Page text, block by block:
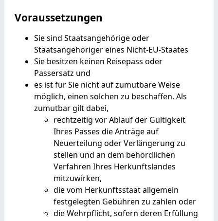
Voraussetzungen
Sie sind Staatsangehörige oder
Staatsangehöriger eines Nicht-EU-Staates
Sie besitzen keinen Reisepass oder
Passersatz und
es ist für Sie nicht auf zumutbare Weise
möglich, einen solchen zu beschaffen. Als
zumutbar gilt dabei,
rechtzeitig vor Ablauf der Gültigkeit
Ihres Passes die Anträge auf
Neuerteilung oder Verlängerung zu
stellen und an dem behördlichen
Verfahren Ihres Herkunftslandes
mitzuwirken,
die vom Herkunftsstaat allgemein
festgelegten Gebühren zu zahlen oder
die Wehrpflicht, sofern deren Erfüllung